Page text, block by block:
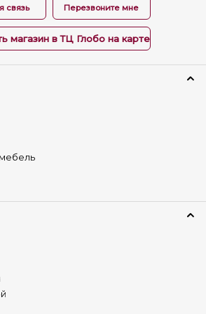
связь Перезвоните мне
магазин в ТЦ Глобо на карте